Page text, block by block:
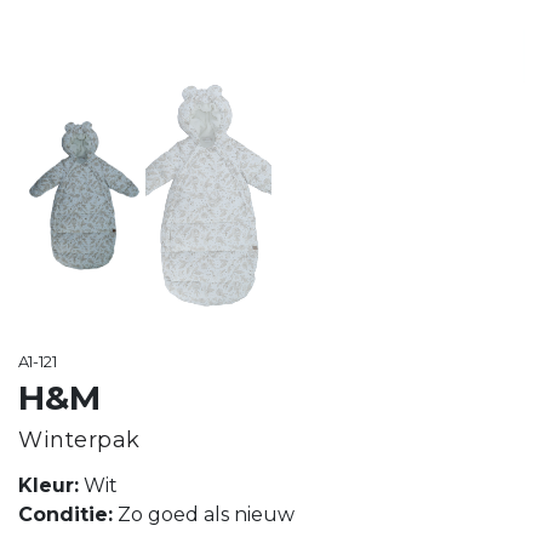
A1-121
H&M
Winterpak
Kleur: Wit
Conditie: Zo goed als nieuw